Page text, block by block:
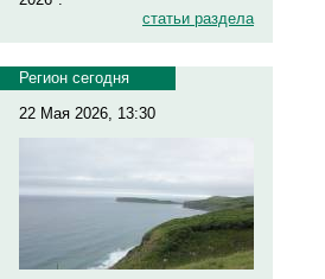
статьи раздела
Регион сегодня
22 Мая 2026, 13:30